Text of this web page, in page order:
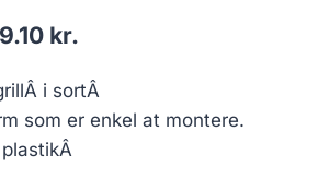
kr.
pris
i sortÂ
som er enkel at montere.